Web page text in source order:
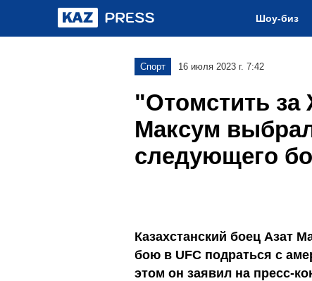
Шоу-биз
Спорт 16 июля 2023 г. 7:42
"Отомстить за
Максум
следующего
Казахстанский боец Азат
бою в UFC подраться с
этом он заявил на пресс-